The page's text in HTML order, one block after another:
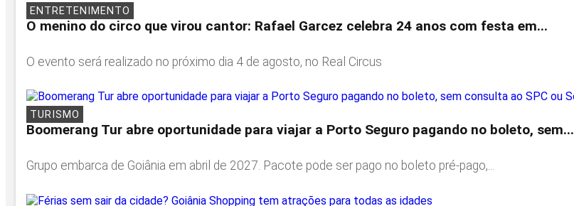
ENTRETENIMENTO
O menino do circo que virou cantor: Rafael Garcez celebra 24 anos com festa em...
O evento será realizado no próximo dia 4 de agosto, no Real Circus
TURISMO
Boomerang Tur abre oportunidade para viajar a Porto Seguro pagando no boleto, sem...
Grupo embarca de Goiânia em abril de 2027. Pacote pode ser pago no boleto pré-pago,...